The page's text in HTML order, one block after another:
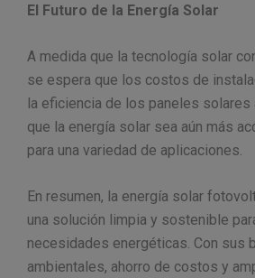
El Futuro de la Energía Solar
A medida que la tecnología solar
se espera que los costos de
la eficiencia de los paneles solares
que la energía solar sea aún más
para una variedad de aplicaciones.
En resumen, la energía solar
una solución limpia y sostenible
necesidades energéticas. Con sus
ambientales, ahorro de costos y